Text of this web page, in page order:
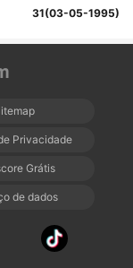
31(03-05-1995)
Privacidade
Grátis
de dados